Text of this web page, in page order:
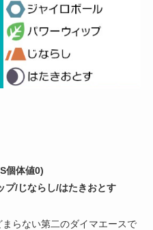
個体値0)
プ/じならし/はたきおとす
らない第二のダイマエースで